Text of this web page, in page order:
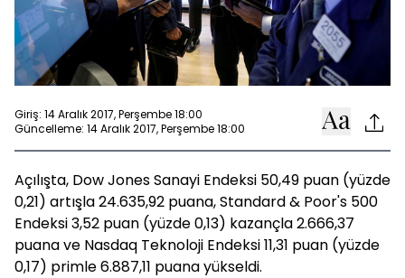
Giriş: 14 Aralık 2017, Perşembe 18:00
Güncelleme: 14 Aralık 2017, Perşembe 18:00
Açılışta, Dow Jones Sanayi Endeksi 50,49 puan (yüzde
0,21) artışla 24.635,92 puana, Standard & Poor's 500
Endeksi 3,52 puan (yüzde 0,13) kazançla 2.666,37
puana ve Nasdaq Teknoloji Endeksi 11,31 puan (yüzde
0,17) primle 6.887,11 puana yükseldi.